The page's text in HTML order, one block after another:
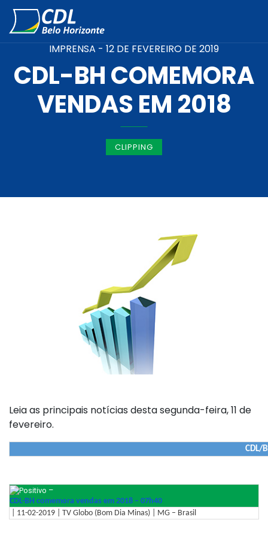
IMPRENSA - 12 DE FEVEREIRO DE 2019
CDL-BH COMEMORA
VENDAS EM 2018
CLIPPING
Leia as principais notícias desta segunda-feira, 11 de
fevereiro.
CDL/
–
CDL-BH comemora vendas em 2018 – 07h40
| 11-02-2019 | TV Globo (Bom Dia Minas) | MG – Brasil